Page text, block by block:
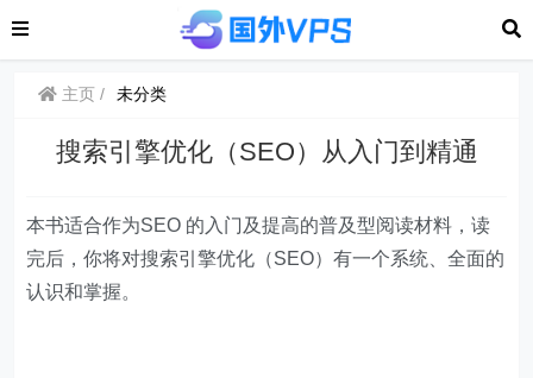
主页 未分类
搜索引擎优化（SEO）从入门到精通
本书适合作为SEO 的入门及提高的普及型阅读材料，读
完后，你将对搜索引擎优化（SEO）有一个系统、全面的
认识和掌握。